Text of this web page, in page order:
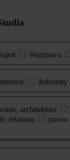
Warszawa
doktoraty
architektura
relations prawo